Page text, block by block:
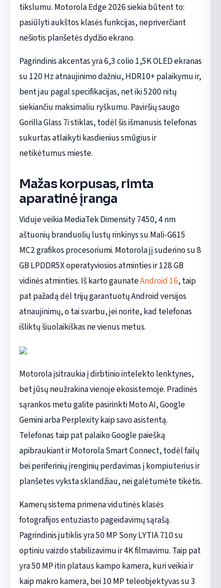
tikslumu. Motorola Edge 2026 siekia būtent to:
pasiūlyti aukštos klasės funkcijas, nepriverčiant
nešiotis planšetės dydžio ekrano.
Pagrindinis akcentas yra 6,3 colio 1,5K OLED ekranas
su 120 Hz atnaujinimo dažniu, HDR10+ palaikymu ir,
bent jau pagal specifikacijas, net iki 5200 nitų
siekiančiu maksimaliu ryškumu. Paviršių saugo
Gorilla Glass 7i stiklas, todėl šis išmanusis telefonas
sukurtas atlaikyti kasdienius smūgius ir
netikėtumus mieste.
Mažas korpusas, rimta
aparatinė įranga
Viduje veikia MediaTek Dimensity 7450, 4 nm
aštuonių branduolių lustų rinkinys su Mali-G615
MC2 grafikos procesoriumi. Motorola jį suderino su 8
GB LPDDR5X operatyviosios atminties ir 128 GB
vidinės atminties. Iš karto gaunateAndroid 16, taip
pat pažadą dėl trijų garantuotų Android versijos
atnaujinimų, o tai svarbu, jei norite, kad telefonas
išliktų šiuolaikiškas ne vienus metus.
Motorola įsitraukia į dirbtinio intelekto lenktynes,
bet jūsų neužrakina vienoje ekosistemoje. Pradinės
sąrankos metu galite pasirinkti Moto AI, Google
Gemini arba Perplexity kaip savo asistentą.
Telefonas taip pat palaiko Google paiešką
apibraukiant ir Motorola Smart Connect, todėl failų
bei periferinių įrenginių perdavimas į kompiuterius ir
planšetes vyksta sklandžiau, nei galėtumėte tikėtis.
Kamerų sistema primena vidutinės klasės
fotografijos entuziasto pageidavimų sąrašą.
Pagrindinis jutiklis yra 50 MP Sony LYTIA 710 su
optiniu vaizdo stabilizavimu ir 4K filmavimu. Taip pat
yra 50 MP itin plataus kampo kamera, kuri veikia ir
kaip makro kamera, bei 10 MP teleobjektyvas su 3